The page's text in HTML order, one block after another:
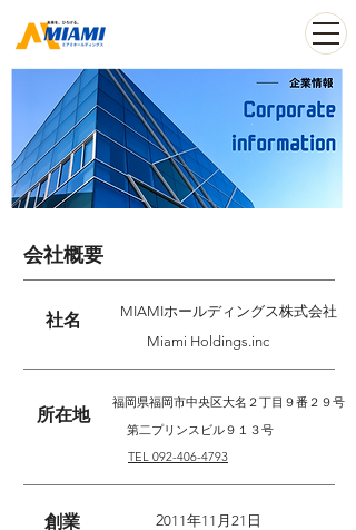
会社概要
社名
MIAMIホールディングス株式会社
Miami Holdings.inc
所在地
福岡県福岡市中央区大名２丁目９番２９号
第二プリンスビル９１３号
​TEL 092-406-4793
創業 2011年11月21日